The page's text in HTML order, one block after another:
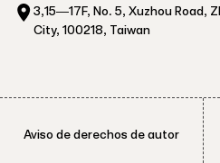
3,15—17F, No. 5, Xuzhou Road,
City, 100218, Taiwan
Aviso de derechos de autor